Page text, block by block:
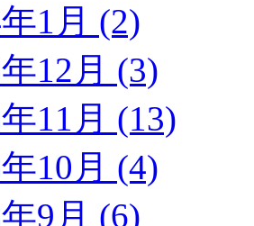
1月 (2)
12月 (3)
11月 (13)
10月 (4)
9月 (6)